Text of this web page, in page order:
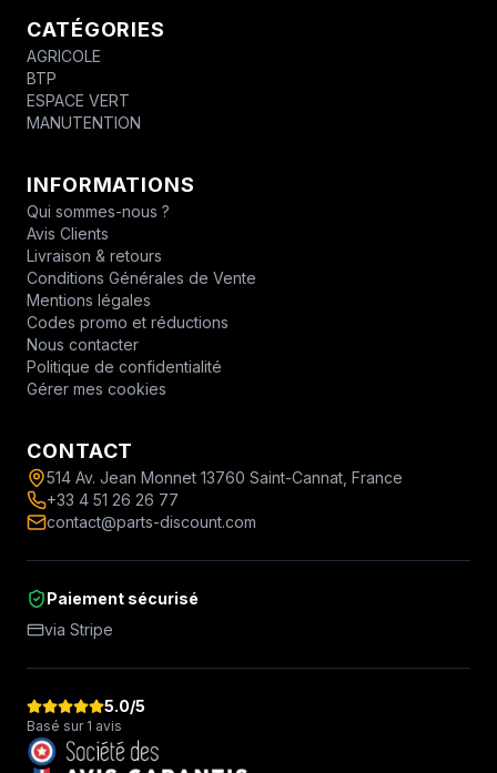
CATÉGORIES
AGRICOLE
BTP
ESPACE VERT
MANUTENTION
INFORMATIONS
Qui sommes-nous ?
Avis Clients
Livraison & retours
Conditions Générales de Vente
Mentions légales
Codes promo et réductions
Nous contacter
Politique de confidentialité
Gérer mes cookies
CONTACT
514 Av. Jean Monnet 13760 Saint-Cannat, France
+33 4 51 26 26 77
contact@parts-discount.com
Paiement sécurisé
via Stripe
5.0/5
Basé sur 1 avis